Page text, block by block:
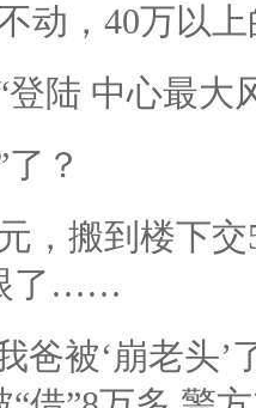
动，40万以
登陆 中心最大
？
，搬到楼下
了……
爸被‘崩老头’